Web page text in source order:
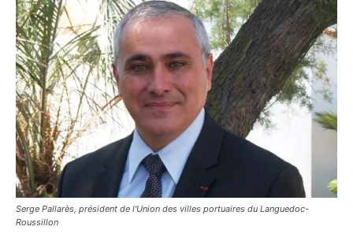
Serge Pallarès, président de l'Union des villes portuaires du Languedoc-
Roussillon